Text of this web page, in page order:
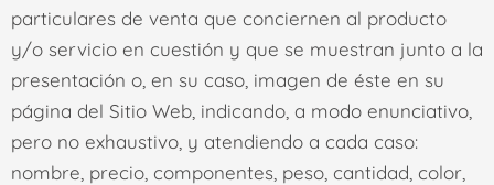
particulares de venta que conciernen al producto
y/o servicio en cuestión y que se muestran junto a la
presentación o, en su caso, imagen de éste en su
página del Sitio Web, indicando, a modo enunciativo,
pero no exhaustivo, y atendiendo a cada caso:
nombre, precio, componentes, peso, cantidad, color,